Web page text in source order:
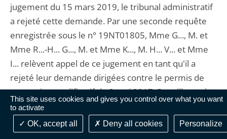
This site uses cookies and gives you control over what you want
to activate
OK, accept all
Deny all cookies Personalize
jugement du 15 mars 2019, le tribunal administratif
a rejeté cette demande. Par une seconde requête
enregistrée sous le n° 19NT01805, Mme G..., M. et
Mme R...-H... G..., M. et Mme K..., M. H... V... et Mme
I... relèvent appel de ce jugement en tant qu'il a
rejeté leur demande dirigées contre le permis de
construire modificatif du 3 mai 2017. Par ailleurs, le
8 novembre 2019, Brest Métropole a délivré à la
société Iroise Promotion un permis de construire
modificatif dont Mme G..., M. et Mme R...-H... G..., M.